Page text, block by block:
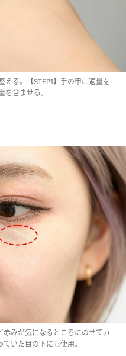
える。【STEP1】手の甲に適量を
を含ませる。
赤みが気になるところにのせてカ
いた目の下にも使用。